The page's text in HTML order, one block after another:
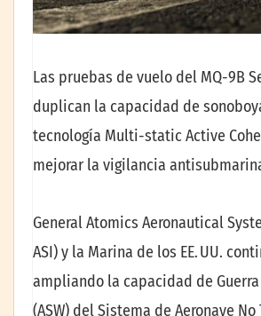
Las pruebas de vuelo del MQ-9B
duplican la capacidad de
tecnología Multi-static Active
mejorar la vigilancia
General Atomics Aeronautical
ASI) y la Marina de los EE. UU.
ampliando la capacidad de
(ASW) del Sistema de Aeronave